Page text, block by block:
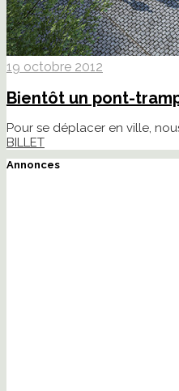
19 octobre 2012
Bientôt un pont-
Pour se déplacer en ville,
BILLET
Annonces